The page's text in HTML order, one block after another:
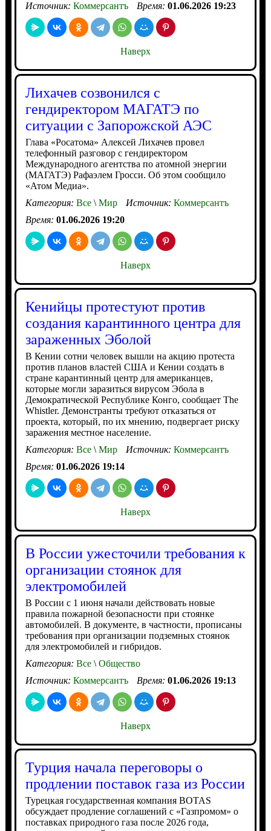
Источник: Коммерсантъ Время: 01.06.2026 19:23
Наверх
Лихачев созвонился с
гендиректором МАГАТЭ по
ситуации с Запорожской АЭС
Глава «Росатома» Алексей Лихачев провел
телефонный разговор с гендиректором
Международного агентства по атомной энергии
(МАГАТЭ) Рафаэлем Гросси. Об этом сообщило
«Атом Медиа».
Категория: Все\Мир Источник: Коммерсантъ
Время: 01.06.2026 19:20
Наверх
Кенийцы протестуют против
создания карантинного центра для
зараженных Эболой
В Кении сотни человек вышли на акцию протеста
против планов властей США и Кении создать в
стране карантинный центр для американцев,
которые могли заразиться вирусом Эбола в
Демократической Республике Конго, сообщает The
Whistler. Демонстранты требуют отказаться от
проекта, который, по их мнению, подвергает риску
заражения местное население.
Категория: Все\Мир Источник: Коммерсантъ
Время: 01.06.2026 19:14
Наверх
В России ужесточили требования к
организации стоянок для
электромобилей
В России с 1 июня начали действовать новые
правила пожарной безопасности при стоянке
автомобилей. В документе, в частности, прописаны
требования при организации подземных стоянок
для электромобилей и гибридов.
Категория: Все\Общество
Источник: Коммерсантъ Время: 01.06.2026 19:13
Наверх
Турция начала переговоры о
продлении поставок газа из России
Турецкая государственная компания BOTAS
обсуждает продление соглашений с «Газпромом» о
поставках природного газа после 2026 года,